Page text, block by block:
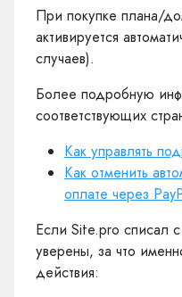
При покупке плана/
активируется
случаев).
Более подробную
соответствующих
Как управлять
Как отменить
оплате через
Если Site.pro списал
уверены, за что
действия: